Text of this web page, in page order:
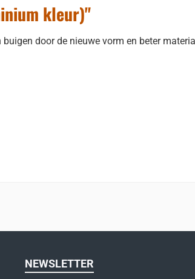
kleur)"
buigen door de nieuwe vorm en beter
NEWSLETTER